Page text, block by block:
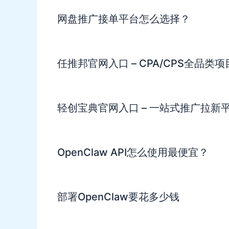
网盘推广接单平台怎么选择？
任推邦官网入口 – CPA/CPS全品类项
轻创宝典官网入口 – 一站式推广拉新
OpenClaw API怎么使用最便宜？
部署OpenClaw要花多少钱